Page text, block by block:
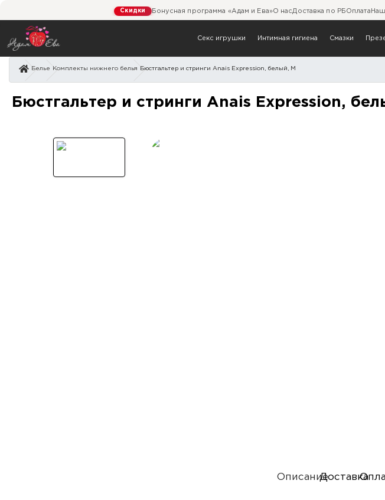
Скидки Бонусная программа «Адам и Ева»О насДоставка по РБ Оплата
Секс игрушки Интимная гигиена Смазки
Белье Комплекты нижнего белья Бюстгальтер и стринги Anais Expression, белый, M
Бюстгальтер и стринги Anais
Бюстгальтер и стринги Anais Expression,
ОписаниеДоставка